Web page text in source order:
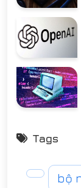
Tags
bộ